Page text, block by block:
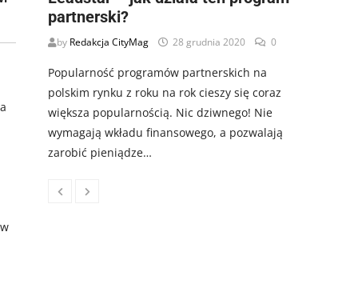
partnerski?
by Redakcja CityMag 28 grudnia 2020 0
Popularność programów partnerskich na
polskim rynku z roku na rok cieszy się coraz
większa popularnością. Nic dziwnego! Nie
wymagają wkładu finansowego, a pozwalają
zarobić pieniądze…